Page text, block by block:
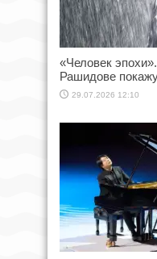
«Человек
Рашидове
29.07.2026 12:10